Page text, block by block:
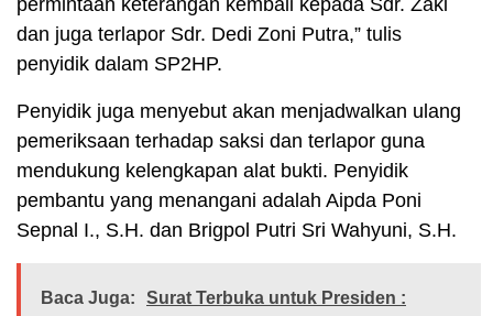
dan juga terlapor Sdr. Dedi Zoni Putra,” tulis
penyidik dalam SP2HP.
Penyidik juga menyebut akan menjadwalkan ulang
pemeriksaan terhadap saksi dan terlapor guna
mendukung kelengkapan alat bukti. Penyidik
pembantu yang menangani adalah Aipda Poni
Sepnal I., S.H. dan Brigpol Putri Sri Wahyuni, S.H.
Baca Juga:
Surat Terbuka untuk Presiden :